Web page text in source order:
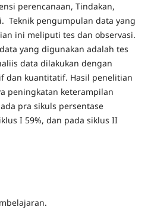
perencanaan, Tindakan,
Teknik pengumpulan data yang
ini meliputi tes dan observasi.
yang digunakan adalah tes
data dilakukan dengan
dan kuantitatif. Hasil penelitian
peningkatan keterampilan
pra sikuls persentase
I 59%, dan pada siklus II